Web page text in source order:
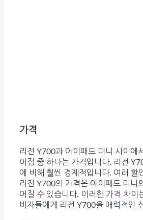
가격
리전 Y700과 아이패드 미니 사이에
이점 중 하나는 가격입니다. 리전
에 비해 훨씬 경제적입니다. 여러 할
리전 Y700의 가격은 아이패드 미니
어질 수 있습니다. 이러한 가격 차이
비자들에게 리전 Y700을 매력적인